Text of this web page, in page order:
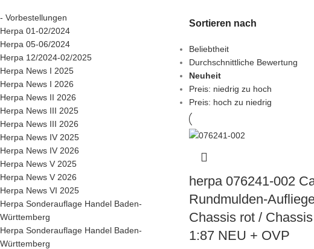
- Vorbestellungen
Herpa 01-02/2024
Herpa 05-06/2024
Herpa 12/2024-02/2025
Herpa News I 2025
Herpa News I 2026
Herpa News II 2026
Herpa News III 2025
Herpa News III 2026
Herpa News IV 2025
Herpa News IV 2026
Herpa News V 2025
Herpa News V 2026
Herpa News VI 2025
Herpa Sonderauflage Handel Baden-
Württemberg
Herpa Sonderauflage Handel Baden-
Württemberg
Sortieren nach
Beliebtheit
Durchschnittliche Bewertung
Neuheit
Preis: niedrig zu hoch
Preis: hoch zu niedrig
herpa 076241-002
Rundmulden-
Chassis rot /
1:87 NEU + OVP